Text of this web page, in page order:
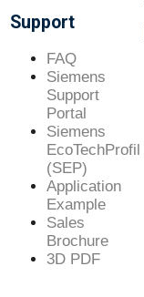
Support
FAQ
Siemens
Support
Portal
Siemens
EcoTechProfil
(SEP)
Application
Example
Sales
Brochure
3D PDF